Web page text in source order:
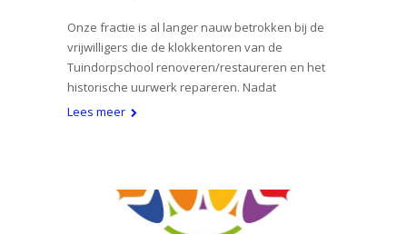
Onze fractie is al langer nauw betrokken bij de
vrijwilligers die de klokkentoren van de
Tuindorpschool renoveren/restaureren en het
historische uurwerk repareren. Nadat
Lees meer